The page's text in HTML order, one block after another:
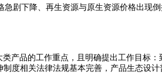
下降、再生资源与原生资源价格出现
品的工作重点，且明确提出工作目标：
度相关法律法规基本完善，产品生态设